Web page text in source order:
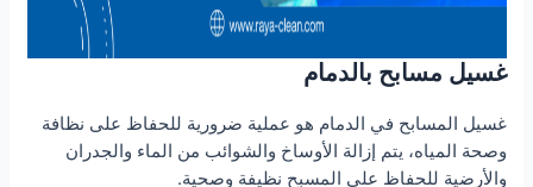
غسيل مسابح بالدمام
غسيل المسابح في الدمام هو عملية ضرورية للحفاظ على نظافة
وصحة المياه، يتم إزالة الأوساخ والشوائب من الماء والجدران
والأرضية للحفاظ على المسبح نظيفة وصحية.